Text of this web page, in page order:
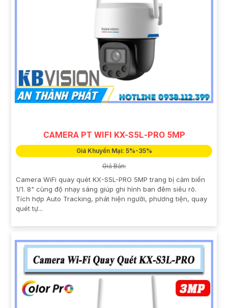
CAMERA PT WIFI KX-S5L-PRO 5MP
Giá Khuyến Mại: 5%-35%
Giá Bán:
Camera WiFi quay quét KX-S5L-PRO 5MP trang bị cảm biến
1/1. 8" cùng độ nhạy sáng giúp ghi hình ban đêm siêu rõ.
Tích hợp Auto Tracking, phát hiện người, phương tiện, quay
quét tự...